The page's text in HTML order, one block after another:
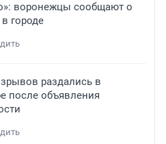
воронежцы сообщают о
городе
раздались в
после объявления